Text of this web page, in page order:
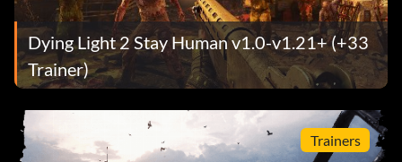
Dying Light 2 Stay Human v1.0-v1.21+ (+33
Trainer)
Trainers